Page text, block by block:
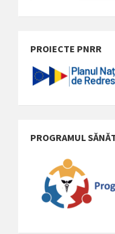
PROIECTE PNRR
PROGRAMUL